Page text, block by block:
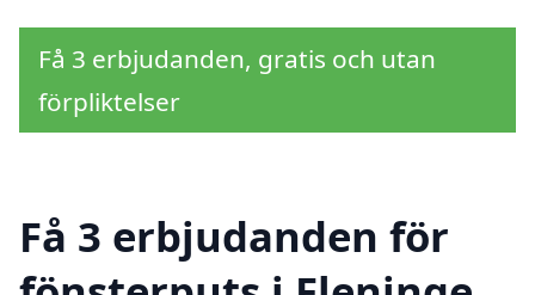
Få 3 erbjudanden, gratis och utan
förpliktelser
Få 3 erbjudanden för